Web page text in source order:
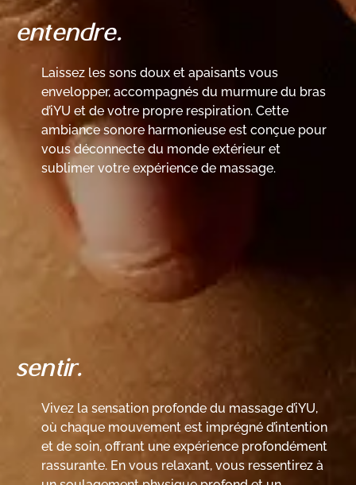
entendre.
Laissez les sons doux et apaisants vous
envelopper, accompagnés du murmure du bras
d’iYU et de votre propre respiration. Cette
ambiance sonore harmonieuse est conçue pour
vous déconnecte du monde extérieur et
sublimer votre expérience de massage.
sentir.
Vivez la sensation profonde du massage d’iYU,
où chaque mouvement est imprégné d’intention
et de soin, offrant une expérience profondément
rassurante. En vous relaxant, vous ressentirez à